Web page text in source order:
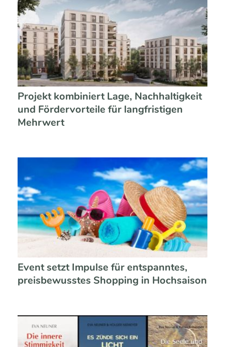
Projekt kombiniert Lage, Nachhaltigkeit
und Fördervorteile für langfristigen
Mehrwert
Event setzt Impulse für entspanntes,
preisbewusstes Shopping in Hochsaison